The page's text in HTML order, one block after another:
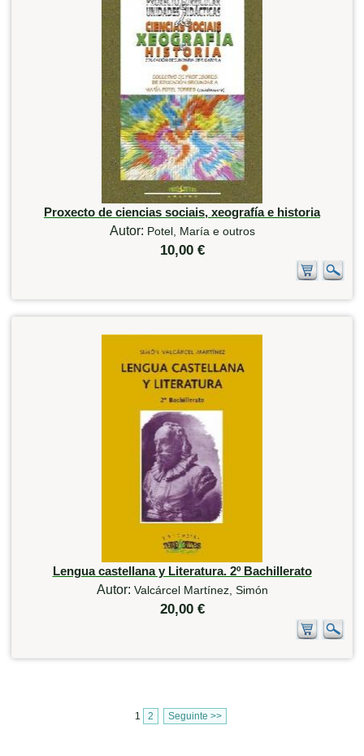
Proxecto de ciencias sociais, xeografía e historia
Autor: Potel, María e outros
10,00 €
Lengua castellana y Literatura. 2º Bachillerato
Autor: Valcárcel Martínez, Simón
20,00 €
1 2 Seguinte >>